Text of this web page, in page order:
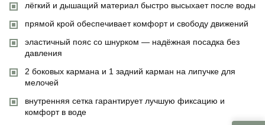
лёгкий и дышащий материал быстро высыхает после воды
прямой крой обеспечивает комфорт и свободу движений
эластичный пояс со шнурком — надёжная посадка без
давления
2 боковых кармана и 1 задний карман на липучке для
мелочей
внутренняя сетка гарантирует лучшую фиксацию и
комфорт в воде